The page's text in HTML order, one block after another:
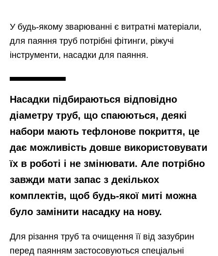
У будь-якому зварюванні є витратні матеріали,
для паяння труб потрібні фітинги, ріжучі
інструменти, насадки для паяння.
Насадки підбираються відповідно
діаметру труб, що спаюються, деякі
набори мають тефлонове покриття, це
дає можливість довше використовувати
їх в роботі і не змінювати. Але потрібно
завжди мати запас з декількох
комплектів, щоб будь-якої миті можна
було замінити насадку на нову.
Для різання труб та очищення її від зазубрин
перед паянням застосовуються спеціальні